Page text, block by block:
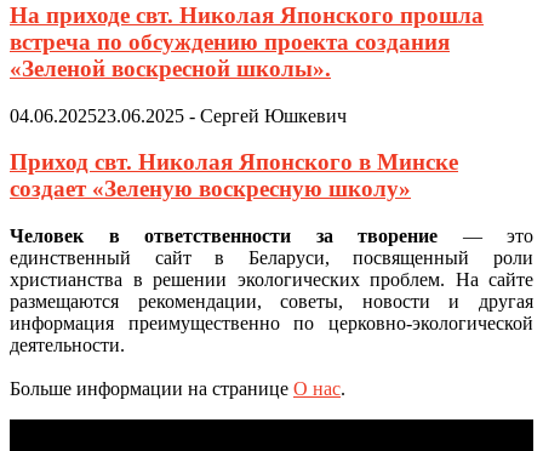
На приходе свт. Николая Японского прошла
встреча по обсуждению проекта создания
«Зеленой воскресной школы».
04.06.202523.06.2025 - Сергей Юшкевич
Приход свт. Николая Японского в Минске
создает «Зеленую воскресную школу»
Человек в ответственности за творение — это
единственный сайт в Беларуси, посвященный роли
христианства в решении экологических проблем. На сайте
размещаются рекомендации, советы, новости и другая
информация преимущественно по церковно-экологической
деятельности.
Больше информации на странице О нас.